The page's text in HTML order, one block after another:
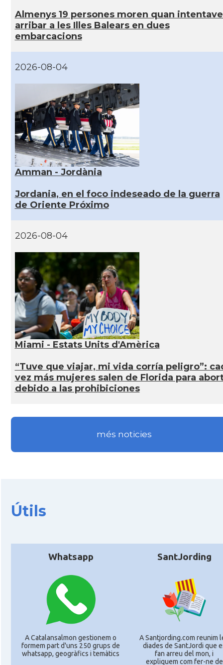
Almenys 19 persones moren quan
arribar a les Illes Balears en dues
embarcacions
2026-08-04
Amman - Jordània
Jordania, en el foco indeseado de la guerra
de Oriente Próximo
2026-08-04
Miami - Estats Units d'Amèrica
“Tuve que viajar, mi vida corría peligro”:
vez más mujeres salen de Florida para
debido a las prohibiciones
més noticies
Útils
Whatsapp
A Catalansalmon gestionem o
formem part d'uns 250 grups de
whatsapp, geogràfics i temàtics
SantJording
A Santjording.com reunim
diades de SantJordi que
fan arreu del mon, i
expliquem com fer-ne de